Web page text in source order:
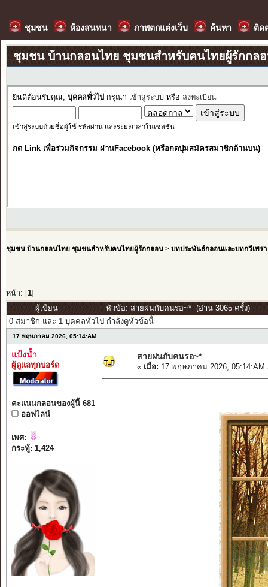
ชุมชน ห้องสนทนา ภาพตกแต่งเว็บ ค้นหา ติด
ชุมชน บ้านกลอนไทย ชุมชนสำหรับคนไทยผู้รักกล
ยินดีต้อนรับคุณ, บุคคลทั่วไป กรุณา เข้าสู่ระบบ หรือ ลงทะเบียน
เข้าสู่ระบบด้วยชื่อผู้ใช้ รหัสผ่าน และระยะเวลาในเซสชั่น
กด Link เพื่อร่วมกิจกรรม ผ่านFacebook (หรือกดปุ่มสมัครสมาชิกด้านบน)
ชุมชน บ้านกลอนไทย ชุมชนสำหรับคนไทยผู้รักกลอน> บทประพันธ์กลอนและบทกวีเพรา
หน้า: [ 1]
ผู้เขียน
หัวข้อ: สายฝนกับคนรอ~* (อ่าน 3065 ครั้ง)
0 สมาชิก และ 1 บุคคลทั่วไป กำลังดูหัวข้อนี้
17 พฤษภาคม 2026, 05:14:AM
แป้งน้ำ
ผู้ดูแลทุกบอร์ด
คะแนนกลอนของผู้นี้ 681
ออฟไลน์
เพศ:
กระทู้: 1,424
สายฝนกับคนรอ~*
« เมื่อ: 17 พฤษภาคม 2026, 05:14:AM